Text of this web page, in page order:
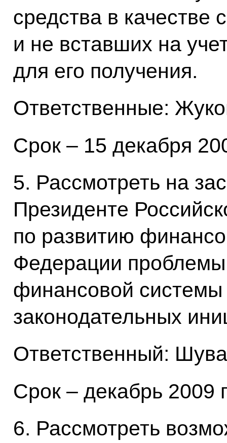
средства в качестве
и не вставших на
для его получения.
Ответственные:
Срок – 15 декабря
5. Рассмотреть на
Президенте
по развитию
Федерации
финансовой системы
законодательных
Ответственный:
Срок – декабрь 2009
6. Рассмотреть